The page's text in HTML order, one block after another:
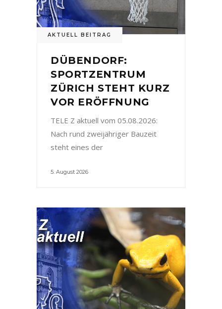
AKTUELL BEITRAG
DÜBENDORF:
SPORTZENTRUM
ZÜRICH STEHT KURZ
VOR ERÖFFNUNG
TELE Z aktuell vom 05.08.2026:
Nach rund zweijähriger Bauzeit
steht eines der
5. August 2026